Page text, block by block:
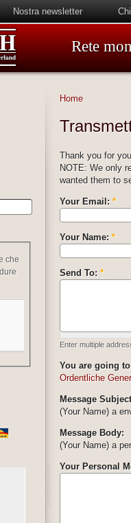
Nostra newsletter
Rete
Home
Thank you for
NOTE: We only
wanted them to
Your Email:*
Your Name:*
Send To:*
Enter multiple
You are going
Ordentliche
Message
(Your Name) a
Message Body:
(Your Name) a
Your Personal
che